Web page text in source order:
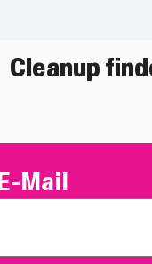
Cleanup
Mail